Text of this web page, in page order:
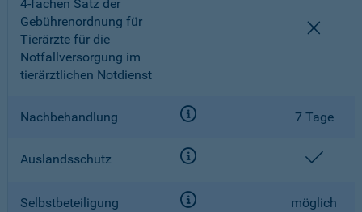
4-fachen Satz der
Gebührenordnung für
Tierärzte für die
Notfallversorgung im
tierärztlichen Notdienst
Nachbehandlung 7 Tage
Auslandsschutz
Selbstbeteiligung möglich